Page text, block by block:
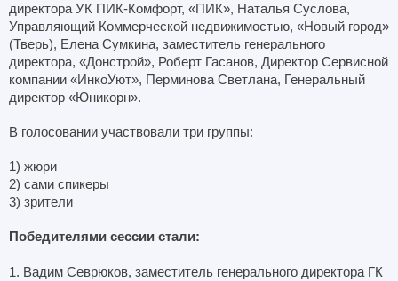
директора УК ПИК-Комфорт, «ПИК», Наталья Суслова,
Управляющий Коммерческой недвижимостью, «Новый город»
(Тверь), Елена Сумкина, заместитель генерального
директора, «Донстрой», Роберт Гасанов, Директор Сервисной
компании «ИнкоУют», Перминова Светлана, Генеральный
директор «Юникорн».
В голосовании участвовали три группы:
1) жюри
2) сами спикеры
3) зрители
Победителями сессии стали:
1. Вадим Севрюков, заместитель генерального директора ГК